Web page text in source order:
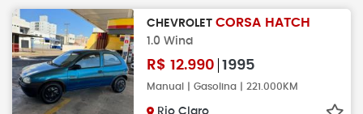
CHEVROLET CORSA HATCH
1.0 Wind
R$ 12.990 1995
Manual | Gasolina | 221.000KM
Rio Claro